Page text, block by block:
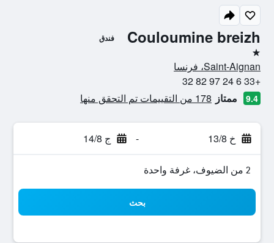
Couloumine breizh فندق
نجمة واحدة
Saint-Aignan، فرنسا
+33 6 24 97 82 32
9.4 ممتاز 178 من التقييمات تم التحقق منها
خ 13/8 - ج 14/8
2 من الضيوف، غرفة واحدة
بحث